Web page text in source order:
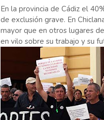
En la provincia de Cádiz el
de exclusión grave. En
mayor que en otros lugares
en vilo sobre su trabajo y su